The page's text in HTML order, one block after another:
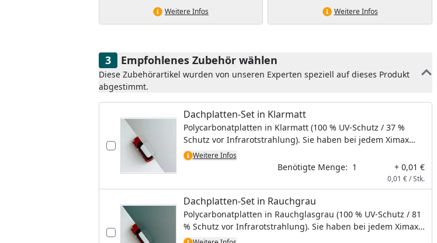
Weitere Infos Weitere Infos
Empfohlenes Zubehör wählen
Diese Zubehörartikel wurden von unseren Experten speziell auf dieses Produkt
abgestimmt.
Dachplatten-Set in Klarmatt
Polycarbonatplatten in Klarmatt (100 % UV-Schutz / 37 %
Schutz vor Infrarotstrahlung). Sie haben bei jedem Ximax
Carport die Wahl zwischen Dachplatten in Klarmatt oder
Rauchgrau, ohne Aufpreis. Bei diesem Artikel handelt es sich
um kein physisches Produkt, es wird hiermit lediglich die
Dachplattenfarbe bestimmt.
Weitere Infos
Benötigte Menge: 1 + 0,01 €
0,01 € / Stk.
Dachplatten-Set in Rauchgrau
Polycarbonatplatten in Rauchglasgrau (100 % UV-Schutz / 81
% Schutz vor Infrarotstrahlung). Sie haben bei jedem Ximax
Carport die Wahl zwischen Dachplatten in Klarmatt oder